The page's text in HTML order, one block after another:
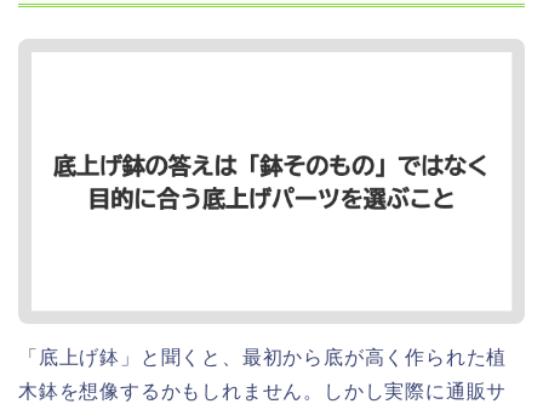
「底上げ鉢」と聞くと、最初から底が高く作られた植
木鉢を想像するかもしれません。しかし実際に通販サ